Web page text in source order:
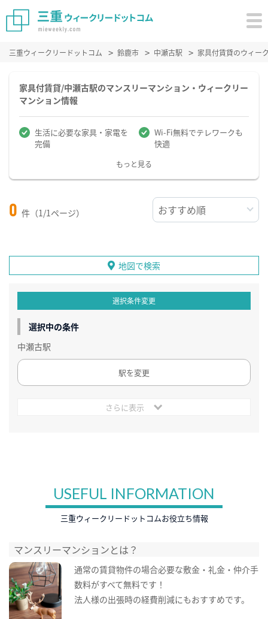
三重ウィークリードットコム 鈴鹿市 中瀬古駅 家具付賃貸のウィー
家具付賃貸/中瀬古駅のマンスリーマンション・ウィークリー
マンション情報
生活に必要な家具・家電を
完備
Wi-Fi無料でテレワークも
快適
もっと見る
0 件（1/1ページ）
地図で検索
選択条件変更
選択中の条件
中瀬古駅
駅を変更
さらに表示
USEFUL INFORMATION
三重ウィークリードットコムお役立ち情報
マンスリーマンションとは？
通常の賃貸物件の場合必要な敷金・礼金・仲介手
数料がすべて無料です！
法人様の出張時の経費削減にもおすすめです。